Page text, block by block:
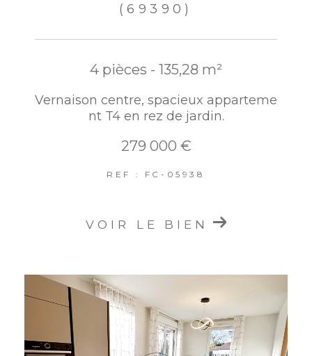
(69390)
4 pièces - 135,28 m²
Vernaison centre, spacieux apparteme
nt T4 en rez de jardin.
279 000 €
REF : FC-05938
VOIR LE BIEN